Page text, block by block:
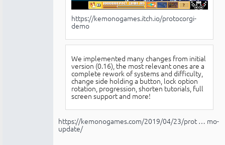
https://kemonogames.itch.io/protocorgi-
demo
We implemented many changes from initial
version (0.16), the most relevant ones are a
complete rework of systems and difficulty,
change side holding a button, lock option
rotation, progression, shorten tutorials, full
screen support and more!
https://kemonogames.com/2019/04/23/prot … mo-
update/